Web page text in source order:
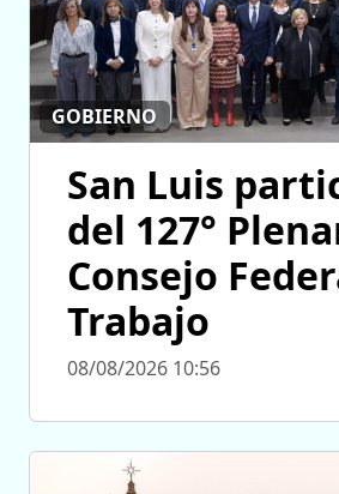
GOBIERNO
San Luis
del 127°
Consejo
Trabajo
08/08/2026 10:56